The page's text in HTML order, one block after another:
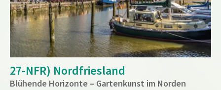
27-NFR) Nordfriesland
Blühende Horizonte – Gartenkunst im Norden